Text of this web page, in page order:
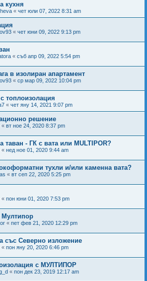
кухня
« чет юли 07, 2022 8:31 am
« чет юни 09, 2022 9:13 pm
« съб апр 09, 2022 5:54 pm
в изолиран апартамент
« ср мар 09, 2022 10:04 pm
топлоизолация
« чет яну 14, 2021 9:07 pm
решение
« вт ное 24, 2020 8:37 pm
таван - ГК с вата или MULTIPOR?
« нед ное 01, 2020 9:44 am
тухли и/или каменна вата?
« вт сеп 22, 2020 5:25 pm
« пон юни 01, 2020 7:53 pm
Мултипор
« пет фев 21, 2020 12:29 pm
със Северно изложение
« пон яну 20, 2020 6:46 pm
с МУЛТИПОР
« пон дек 23, 2019 12:17 am